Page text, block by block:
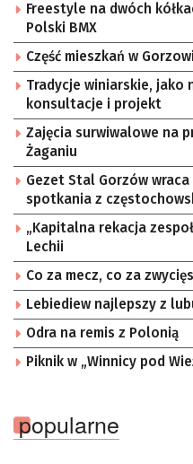
Freestyle na dwóch
Polski BMX
Część mieszkań w
Tradycje winiarskie, jako
konsultacje i projekt
Zajęcia surwiwalowe na
Żaganiu
Gezet Stal Gorzów
spotkania z
„Kapitalna rekacja
Lechii
Co za mecz, co za
Lebiediew najlepszy z
Odra na remis z Polonią
Piknik w „Winnicy pod
popularne